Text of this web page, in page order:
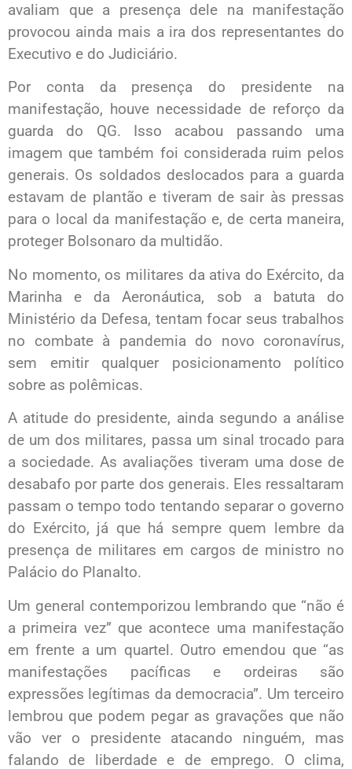
avaliam que a presença dele na manifestação
provocou ainda mais a ira dos representantes do
Executivo e do Judiciário.
Por conta da presença do presidente na
manifestação, houve necessidade de reforço da
guarda do QG. Isso acabou passando uma
imagem que também foi considerada ruim pelos
generais. Os soldados deslocados para a guarda
estavam de plantão e tiveram de sair às pressas
para o local da manifestação e, de certa maneira,
proteger Bolsonaro da multidão.
No momento, os militares da ativa do Exército, da
Marinha e da Aeronáutica, sob a batuta do
Ministério da Defesa, tentam focar seus trabalhos
no combate à pandemia do novo coronavírus,
sem emitir qualquer posicionamento político
sobre as polêmicas.
A atitude do presidente, ainda segundo a análise
de um dos militares, passa um sinal trocado para
a sociedade. As avaliações tiveram uma dose de
desabafo por parte dos generais. Eles ressaltaram
passam o tempo todo tentando separar o governo
do Exército, já que há sempre quem lembre da
presença de militares em cargos de ministro no
Palácio do Planalto.
Um general contemporizou lembrando que “não é
a primeira vez” que acontece uma manifestação
em frente a um quartel. Outro emendou que “as
manifestações pacíficas e ordeiras são
expressões legítimas da democracia”. Um terceiro
lembrou que podem pegar as gravações que não
vão ver o presidente atacando ninguém, mas
falando de liberdade e de emprego. O clima,